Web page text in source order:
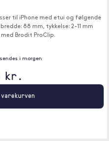
til iPhone med etui og følgende
88 mm, tykkelse: 2-11 mm
Brodit ProClip.
i morgen
kr.